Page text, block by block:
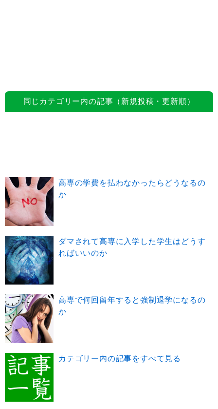
同じカテゴリー内の記事（新規投稿・更新順）
高専の学費を払わなかったらどうなるの
か
ダマされて高専に入学した学生はどうす
ればいいのか
高専で何回留年すると強制退学になるの
か
カテゴリー内の記事をすべて見る